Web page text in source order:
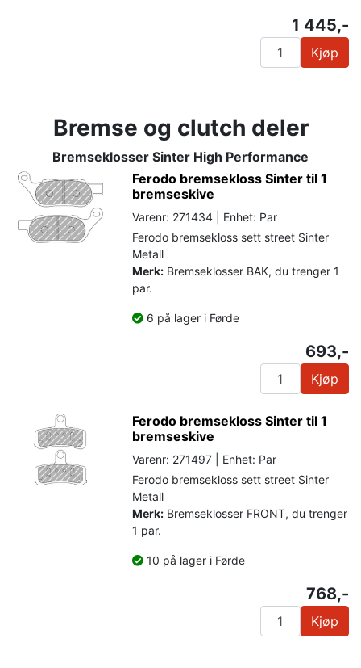
1 445,-
Kjøp
Bremse og clutch deler
Bremseklosser Sinter High Performance
Ferodo bremsekloss Sinter til 1
bremseskive
Varenr: 271434 | Enhet: Par
Ferodo bremsekloss sett street Sinter
Metall
Merk: Bremseklosser BAK, du trenger 1
par.
6 på lager i Førde
693,-
Kjøp
Ferodo bremsekloss Sinter til 1
bremseskive
Varenr: 271497 | Enhet: Par
Ferodo bremsekloss sett street Sinter
Metall
Merk: Bremseklosser FRONT, du trenger
1 par.
10 på lager i Førde
768,-
Kjøp